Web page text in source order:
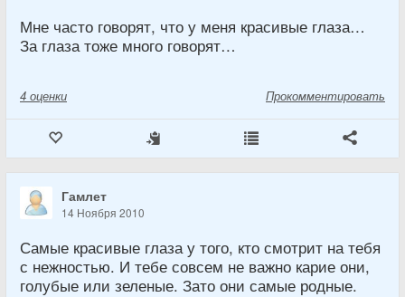
Мне часто говорят, что у меня красивые глаза…
За глаза тоже много говорят…
4 оценки Прокомментировать
Гамлет
14 Ноября 2010
Самые красивые глаза у того, кто смотрит на тебя
с нежностью. И тебе совсем не важно карие они,
голубые или зеленые. Зато они самые родные.